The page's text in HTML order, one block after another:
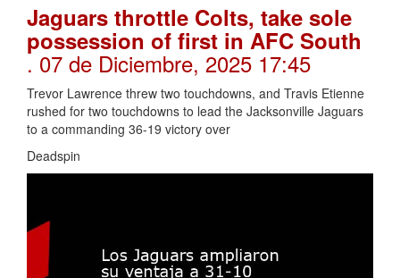
Jaguars throttle Colts, take sole
possession of first in AFC South
. 07 de Diciembre, 2025 17:45
Trevor Lawrence threw two touchdowns, and Travis Etienne
rushed for two touchdowns to lead the Jacksonville Jaguars
to a commanding 36-19 victory over
Deadspin